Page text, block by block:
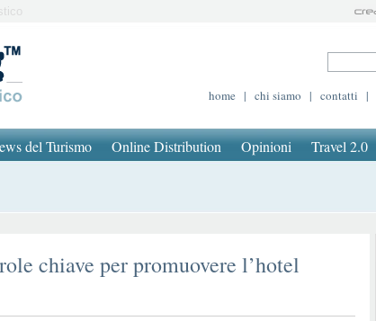
home | chi siamo | contatti |
del Turismo Online Distribution Opinioni Travel 2.0
chiave per promuovere l’hotel